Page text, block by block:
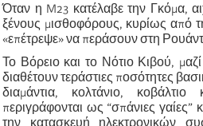
Όταν η M23 κατέλαβε την Γκόμα,
ξένους μισθοφόρους, κυρίως από
«επέτρεψε» να περάσουν στη
Το Βόρειο και το Νότιο Κιβού,
διαθέτουν τεράστιες ποσότητες
διαμάντια, κολτάνιο,
περιγράφονται ως “σπάνιες γαίες”
την κατασκευή ηλεκτρονικών